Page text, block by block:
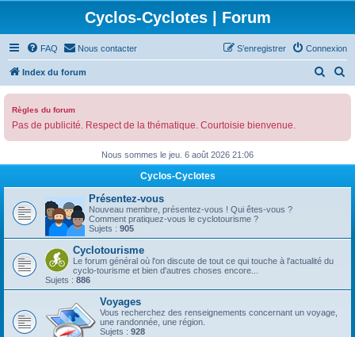
Cyclos-Cyclotes | Forum
FAQ Nous contacter Connexion
S’enregistrer
Index du forum
r
c
r
r
c
r
Règles du forum
Pas de publicité. Respect de la thématique. Courtoisie bienvenue.
Nous sommes le jeu. 6 août 2026 21:06
Cyclos-Cyclotes
Présentez-vous
Nouveau membre, présentez-vous ! Qui êtes-vous ?
Comment pratiquez-vous le cyclotourisme ?
Sujets : 905
Cyclotourisme
Le forum général où l'on discute de tout ce qui touche à l'actualité du
cyclo-tourisme et bien d'autres choses encore...
Sujets : 886
Voyages
Vous recherchez des renseignements concernant un voyage,
une randonnée, une région.
Sujets : 928